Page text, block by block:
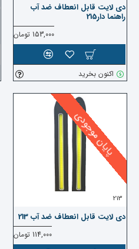
دی لایت قابل انعطاف ضد آب
راهنما دار215
153,000 تومان
اکنون بخرید
پایان موجودی
213
دی لایت قابل انعطاف ضد آب 213
114,000 تومان